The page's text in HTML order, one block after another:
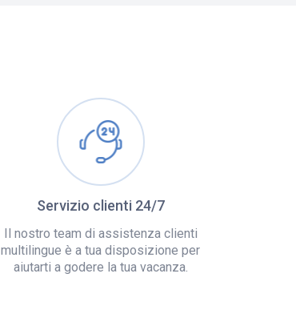
Servizio clienti 24/7
Il nostro team di assistenza clienti
multilingue è a tua disposizione per
aiutarti a godere la tua vacanza.